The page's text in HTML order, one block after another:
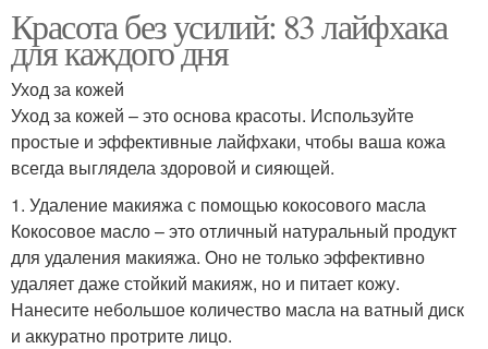
Красота без усилий: 83 лайфхака
для каждого дня
Уход за кожей
Уход за кожей – это основа красоты. Используйте
простые и эффективные лайфхаки, чтобы ваша кожа
всегда выглядела здоровой и сияющей.
1. Удаление макияжа с помощью кокосового масла
Кокосовое масло – это отличный натуральный продукт
для удаления макияжа. Оно не только эффективно
удаляет даже стойкий макияж, но и питает кожу.
Нанесите небольшое количество масла на ватный диск
и аккуратно протрите лицо.